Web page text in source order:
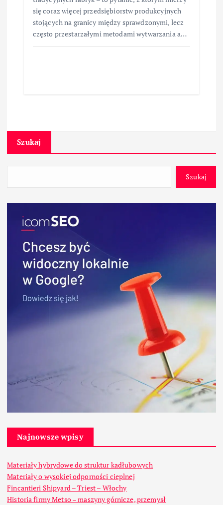
się coraz więcej przedsiębiorstw produkcyjnych
stojących na granicy między sprawdzonymi, lecz
często przestarzałymi metodami wytwarzania a…
Szukaj
Szukaj
Najnowsze wpisy
Materiały hybrydowe do struktur kadłubowych
Materiały o wysokiej odporności cieplnej
Fincantieri Shipyard – Triest – Włochy
Historia firmy Metso – maszyny górnicze, przemysł